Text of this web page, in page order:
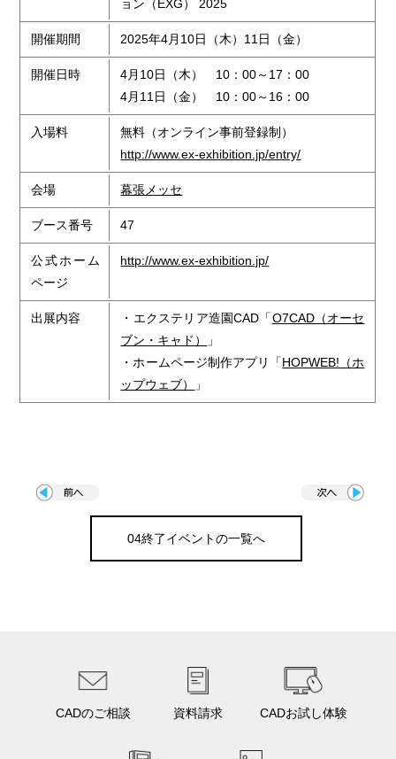
ョン（EXG） 2025
開催期間 2025年4月10日（木）11日（金）
開催日時
4月10日（木） 10：00～17：00
4月11日（金） 10：00～16：00
入場料
無料（オンライン事前登録制）
http://www.ex-exhibition.jp/entry/
会場 幕張メッセ
ブース番号 47
公式ホーム
ページ
http://www.ex-exhibition.jp/
出展内容 ・エクステリア造園CAD「O7CAD（オーセ
ブン・キャド）
」
・ホームページ制作アプリ「HOPWEB!（ホ
ップウェブ）
」
04終了イベントの一覧へ
CADのご相談 資料請求 CADお試し体験